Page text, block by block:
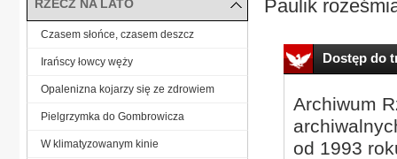
Paulik
Dostęp do
Archiwum
od 1993
RZECZ NA LATO
Czasem słońce, czasem deszcz
Irańscy łowcy węży
Opalenizna kojarzy się ze zdrowiem
Pielgrzymka do Gombrowicza
W klimatyzowanym kinie